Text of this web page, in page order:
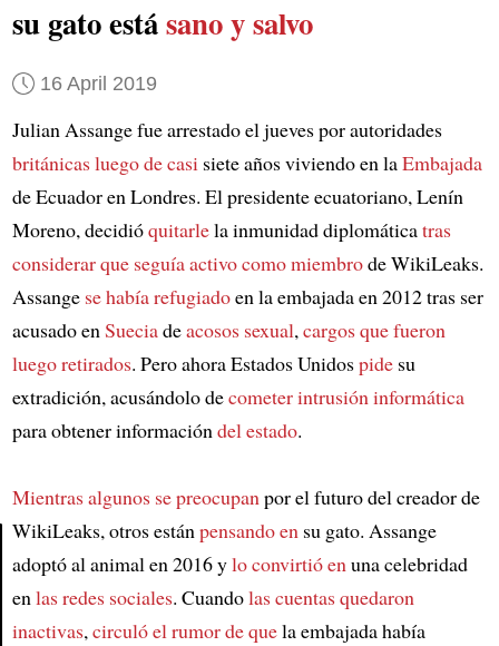
Article
su gato estásano y salvo
16 April 2019
Julian Assange fue arrestado el jueves por autoridades
británicasluego de casisiete años viviendo en laEmbajada
de Ecuador en Londres. El presidente ecuatoriano, Lenín
Moreno, decidióquitarlela inmunidad diplomáticatras
considerarque seguía activo como miembrode WikiLeaks.
Assange se había refugiadoen la embajada en 2012 tras ser
acusado enSueciadeacosos sexual,cargos que fueron
luego retirados. Pero ahora Estados Unidospidesu
extradición, acusándolo decometer intrusión informática
para obtener informacióndel estado.
Mientras algunos se preocupanpor el futuro del creador de
WikiLeaks, otros estánpensando ensu gato. Assange
adoptó al animal en 2016 ylo convirtió enuna celebridad
enlas redes sociales. Cuandolas cuentas quedaron
inactivas,circuló el rumor de quela embajada había